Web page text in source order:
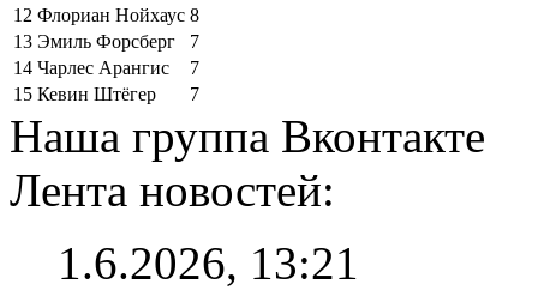
12 Флориан Нойхаус 8
13 Эмиль Форсберг
7
14 Чарлес Арангис
7
15 Кевин Штёгер 7
Наша группа Вконтакте
Лента новостей:
1.6.2026, 13:21